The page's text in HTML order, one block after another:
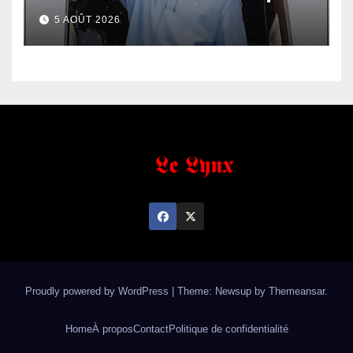
5 AOÛT 2026
Proudly powered by WordPress Theme: Newsup by Themeansar.
HomeÀ proposContactPolitique de confidentialité